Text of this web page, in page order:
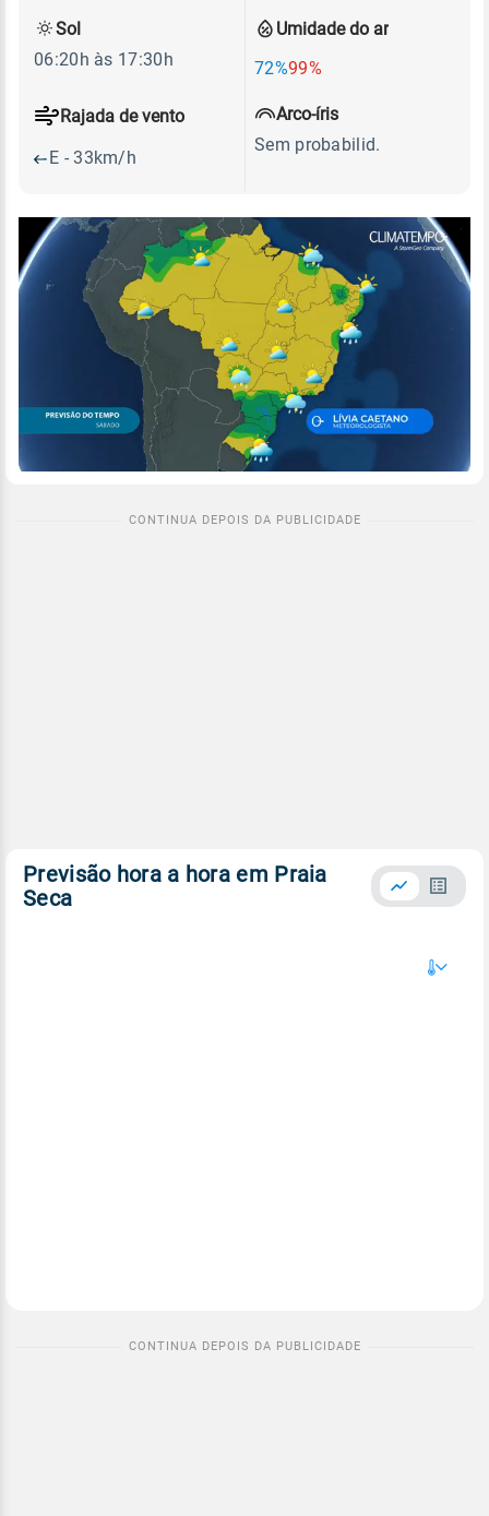
Umidade do ar
72%99%
Rajada de vento
E - 33km/h
Sol
06:20h às 17:30h
Arco-íris
Sem probabilid.
Previsão hora a hora em Praia
Seca